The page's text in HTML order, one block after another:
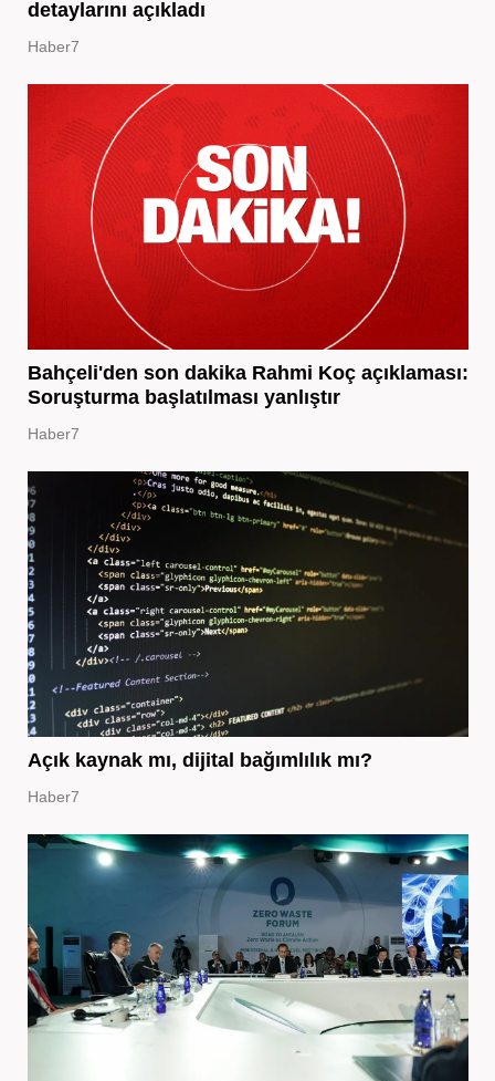
detaylarını açıkladı
Haber7
Bahçeli'den son dakika Rahmi Koç açıklaması:
Soruşturma başlatılması yanlıştır
Haber7
Açık kaynak mı, dijital bağımlılık mı?
Haber7